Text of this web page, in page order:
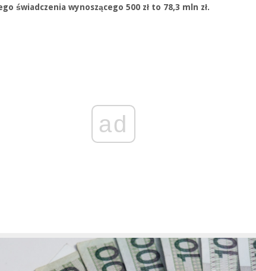
świadczenia wynoszącego 500 zł to 78,3 mln zł.
ad